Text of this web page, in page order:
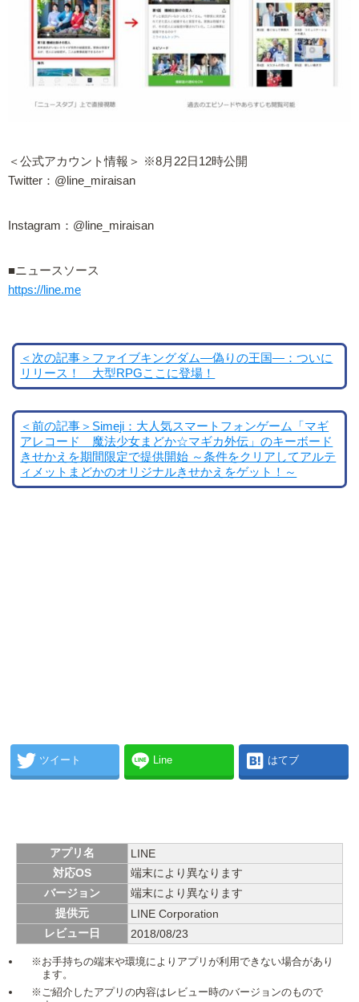
＜公式アカウント情報＞ ※8月22日12時公開
Twitter：@line_miraisan
Instagram：@line_miraisan
■ニュースソース
https://line.me
＜次の記事＞ファイブキングダム―偽りの王国―：ついに
リリース！ 大型RPGここに登場！
＜前の記事＞Simeji：大人気スマートフォンゲーム「マギ
アレコード 魔法少女まどか☆マギカ外伝」のキーボード
きせかえを期間限定で提供開始 ～条件をクリアしてアルテ
ィメットまどかのオリジナルきせかえをゲット！～
ツイート Line はてブ
アプリ名
LINE
対応OS
端末により異なります
バージョン
端末により異なります
提供元
LINE Corporation
レビュー日
2018/08/23
※お手持ちの端末や環境によりアプリが利用できない場合があり
ます。
※ご紹介したアプリの内容はレビュー時のバージョンのもので